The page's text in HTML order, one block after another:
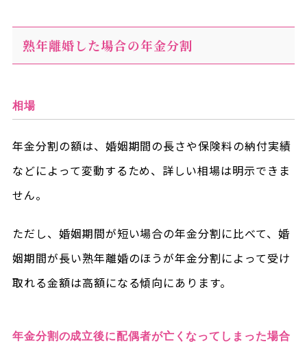
熟年離婚した場合の年金分割
相場
年金分割の額は、婚姻期間の長さや保険料の納付実績
などによって変動するため、詳しい相場は明示できま
せん。
ただし、婚姻期間が短い場合の年金分割に比べて、婚
姻期間が長い熟年離婚のほうが年金分割によって受け
取れる金額は高額になる傾向にあります。
年金分割の成立後に配偶者が亡くなってしまった場合